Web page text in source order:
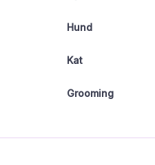
Hund
Kat
Grooming